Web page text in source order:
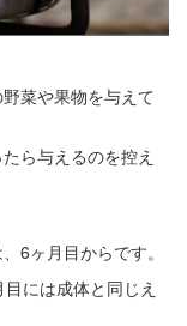
菜や果物を与えて
ら与えるのを控え
6ヶ月目からです。
には成体と同じえ